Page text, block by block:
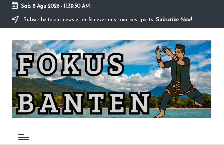
Skip
content
Sab, 8 Agu 2026- 11:39:50 AM
Subscribe to our newsletter & never miss our best posts. Subscribe Now!
F
O
K
U
S-
B